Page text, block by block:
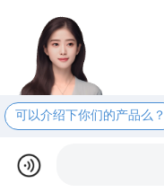
可以介绍下你们的产品么？